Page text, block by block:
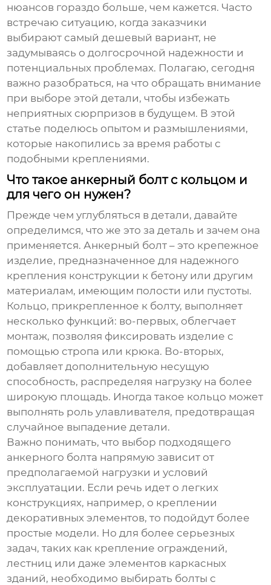
нюансов гораздо больше, чем кажется. Часто
встречаю ситуацию, когда заказчики
выбирают самый дешевый вариант, не
задумываясь о долгосрочной надежности и
потенциальных проблемах. Полагаю, сегодня
важно разобраться, на что обращать внимание
при выборе этой детали, чтобы избежать
неприятных сюрпризов в будущем. В этой
статье поделюсь опытом и размышлениями,
которые накопились за время работы с
подобными креплениями.
Что такое анкерный болт с кольцом и
для чего он нужен?
Прежде чем углубляться в детали, давайте
определимся, что же это за деталь и зачем она
применяется. Анкерный болт – это крепежное
изделие, предназначенное для надежного
крепления конструкции к бетону или другим
материалам, имеющим полости или пустоты.
Кольцо, прикрепленное к болту, выполняет
несколько функций: во-первых, облегчает
монтаж, позволяя фиксировать изделие с
помощью стропа или крюка. Во-вторых,
добавляет дополнительную несущую
способность, распределяя нагрузку на более
широкую площадь. Иногда такое кольцо может
выполнять роль улавливателя, предотвращая
случайное выпадение детали.
Важно понимать, что выбор подходящего
анкерного болта напрямую зависит от
предполагаемой нагрузки и условий
эксплуатации. Если речь идет о легких
конструкциях, например, о креплении
декоративных элементов, то подойдут более
простые модели. Но для более серьезных
задач, таких как крепление ограждений,
лестниц или даже элементов каркасных
зданий, необходимо выбирать болты с